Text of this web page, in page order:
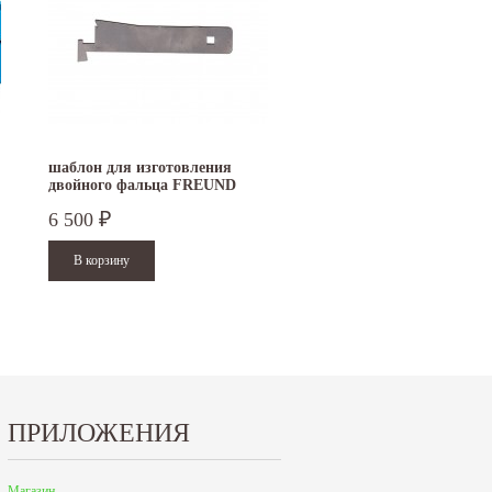
Читать дальше
шаблон для изготовления
двойного фальца FREUND
6 500 ₽
ПРИЛОЖЕНИЯ